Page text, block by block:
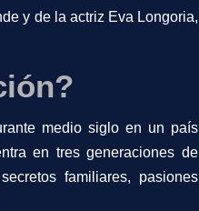
y de la actriz Eva Longoria,
medio siglo en un país
en tres generaciones de
familiares, pasiones